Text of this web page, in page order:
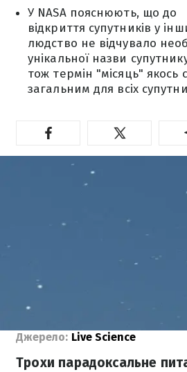
У NASA пояснюють, що до
відкриття супутників у
людство не відчувало
унікальної назви
тож термін "місяць" якось
загальним для всіх
Джерело: Live Science
Трохи парадоксальне